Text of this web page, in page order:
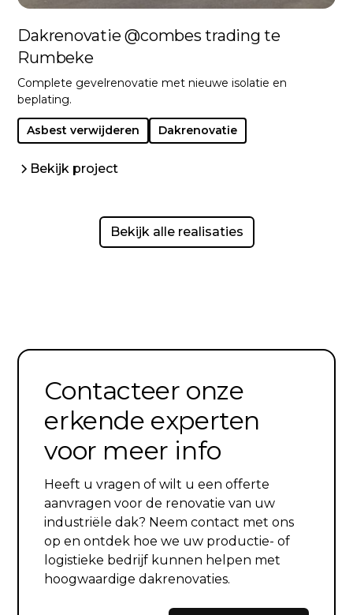
Dakrenovatie @combes trading te
Rumbeke
Complete gevelrenovatie met nieuwe isolatie en
beplating.
Asbest verwijderen Dakrenovatie
Bekijk project
Bekijk alle realisaties
Contacteer onze
erkende experten
voor meer info
Heeft u vragen of wilt u een offerte
aanvragen voor de renovatie van uw
industriële dak? Neem contact met ons
op en ontdek hoe we uw productie- of
logistieke bedrijf kunnen helpen met
hoogwaardige dakrenovaties.